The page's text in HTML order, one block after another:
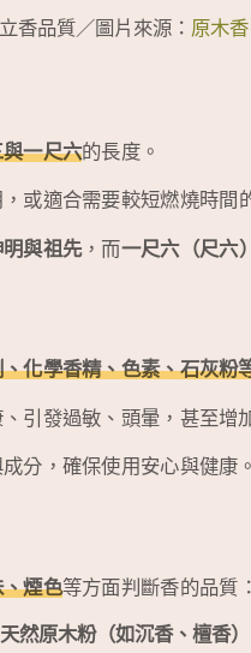
香品質／圖片來源： 原木香
一尺六的長度。
或適合需要較短燃燒時間
與祖先，而一尺六（尺六
化學香精、色素、石灰
引發過敏、頭暈，甚至增
分，確保使用安心與健康
煙色等方面判斷香的品質
天然原木粉（如沉香、檀香）